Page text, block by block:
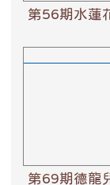
第56期水蓮
第69期德龍